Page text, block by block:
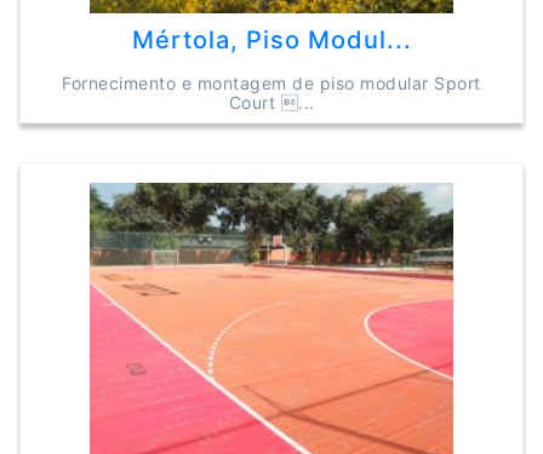
Mértola, Piso Modul...
Fornecimento e montagem de piso modular Sport
Court ...